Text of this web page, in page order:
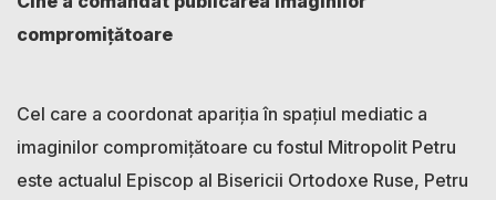
compromițătoare
Cel care a coordonat apariția în spațiul mediatic a
imaginilor compromițătoare cu fostul Mitropolit Petru
este actualul Episcop al Bisericii Ortodoxe Ruse, Petru